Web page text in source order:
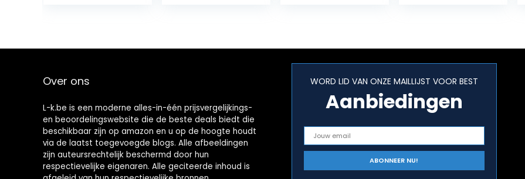
Over ons
L-k.be is een moderne alles-in-één prijsvergelijkings-
en beoordelingswebsite die de beste deals biedt die
beschikbaar zijn op amazon en u op de hoogte houdt
via de laatst toegevoegde blogs. Alle afbeeldingen
zijn auteursrechtelijk beschermd door hun
respectievelijke eigenaren. Alle geciteerde inhoud is
WORD LID VAN ONZE MAILLIJST VOOR BEST
Aanbiedingen